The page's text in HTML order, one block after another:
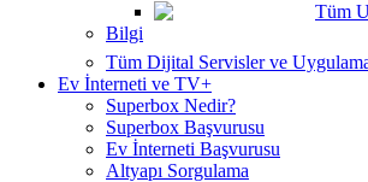
Tüm
Bilgi
Tüm Dijital Servisler ve
Ev İnterneti ve TV+
Superbox Nedir?
Superbox Başvurusu
Ev İnterneti Başvurusu
Altyapı Sorgulama